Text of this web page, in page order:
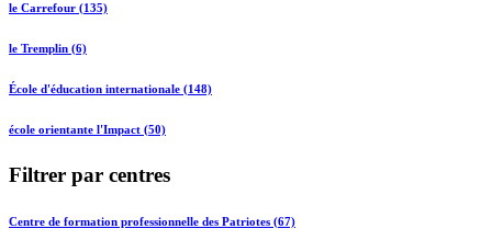
le Carrefour (135)
le Tremplin (6)
École d'éducation internationale (148)
école orientante l'Impact (50)
Filtrer par centres
Centre de formation professionnelle des Patriotes (67)